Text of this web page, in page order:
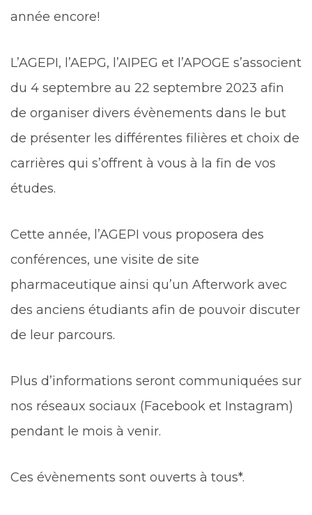
année encore!
L’AGEPI, l’AEPG, l’AIPEG et l’APOGE s’associent
du 4 septembre au 22 septembre 2023 afin
de organiser divers évènements dans le but
de présenter les différentes filières et choix de
carrières qui s’offrent à vous à la fin de vos
études.
Cette année, l’AGEPI vous proposera des
conférences, une visite de site
pharmaceutique ainsi qu’un Afterwork avec
des anciens étudiants afin de pouvoir discuter
de leur parcours.
Plus d’informations seront communiquées sur
nos réseaux sociaux (Facebook et Instagram)
pendant le mois à venir.
Ces évènements sont ouverts à tous*.